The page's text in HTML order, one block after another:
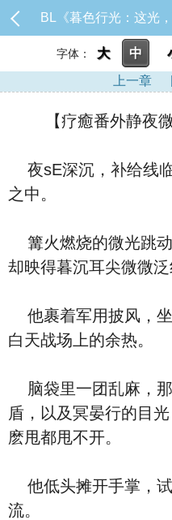
字体： 大 中
上一章
【疗癒番外静夜微
夜sE深沉，补给线
之中。
篝火燃烧的微光跳动
却映得暮沉耳尖微微泛
他裹着军用披风，
白天战场上的余热。
脑袋里一团乱麻，
盾，以及冥晏行的目
麽甩都甩不开。
他低头摊开手掌，
流。